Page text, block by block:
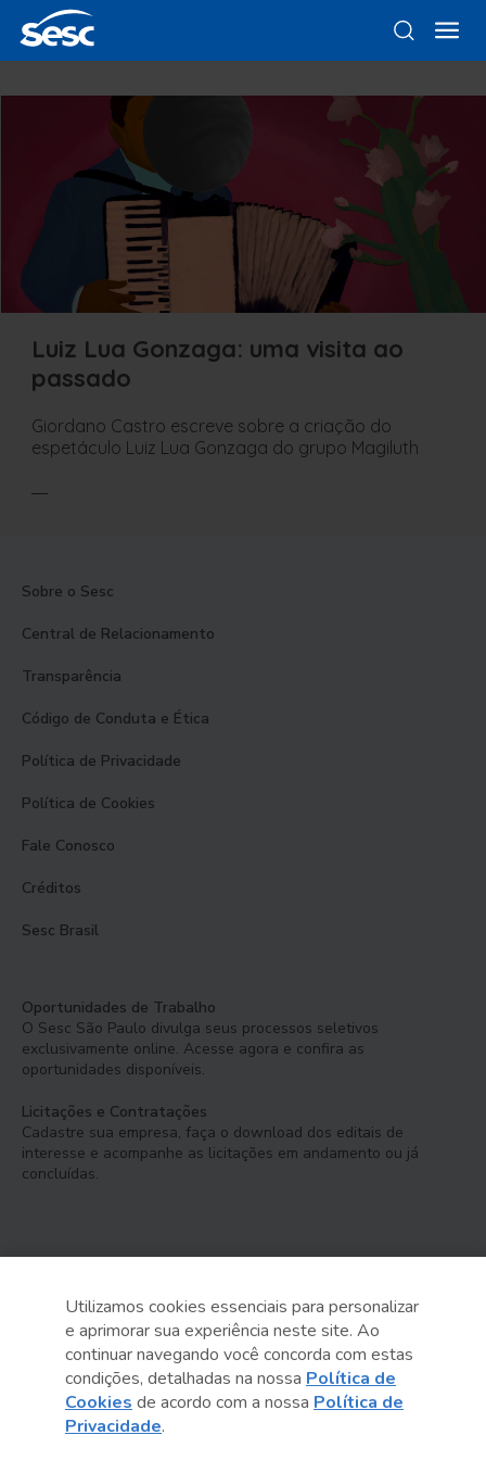
Luiz Lua Gonzaga: uma visita ao
passado
Giordano Castro escreve sobre a criação do
espetáculo Luiz Lua Gonzaga do grupo Magiluth
Sobre o Sesc
Central de Relacionamento
Transparência
Código de Conduta e Ética
Política de Privacidade
Política de Cookies
Fale Conosco
Créditos
Sesc Brasil
Oportunidades de Trabalho
O Sesc São Paulo divulga seus processos seletivos
exclusivamente online. Acesse agora e confira as
oportunidades disponíveis.
Licitações e Contratações
Cadastre sua empresa, faça o download dos editais de
interesse e acompanhe as licitações em andamento ou já
concluídas.
Serviço Social do Comércio
Administração Regional no Estado de São Paulo
Sesc São Paulo por aí:
Utilizamos cookies essenciais para personalizar
e aprimorar sua experiência neste site. Ao
continuar navegando você concorda com estas
condições, detalhadas na nossa Política de
Cookies de acordo com a nossa Política de
Privacidade.